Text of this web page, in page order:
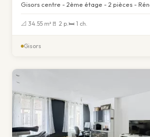
Gisors centre - 2ème étage - 2 pièces -
📐 34.55 m² 🚪 2 p.🛏 1 ch.
Gisors